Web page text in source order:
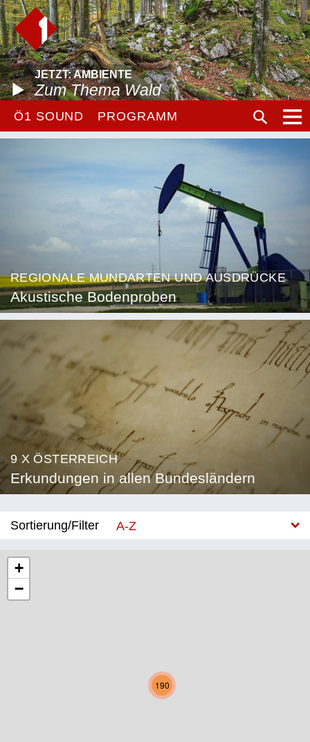
JETZT: AMBIENTE
Zum Thema Wald
Ö1 SOUND PROGRAMM
REGIONALE MUNDARTEN UND AUSDRÜCKE
Akustische Bodenproben
9 X ÖSTERREICH
Erkundungen in allen Bundesländern
Sortierung/Filter
A-Z
Niederösterreich
Oberösterreich
190
+
−